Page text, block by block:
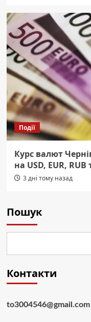
Події
Курс валют
на USD, EUR, RUB
3 дні тому назад
Пошук
Контакти
to3004546@gmail.com